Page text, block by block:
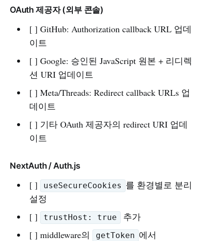
OAuth 제공자 (외부 콘솔)
[ ] GitHub: Authorization callback URL 업데
이트
[ ] Google: 승인된 JavaScript 원본 + 리디렉
션 URI 업데이트
[ ] Meta/Threads: Redirect callback URLs 업
데이트
[ ] 기타 OAuth 제공자의 redirect URI 업데
이트
NextAuth / Auth.js
[ ] useSecureCookies 를 환경별로 분리
설정
[ ]
trustHost: true
추가
[ ] middleware의
getToken 에서